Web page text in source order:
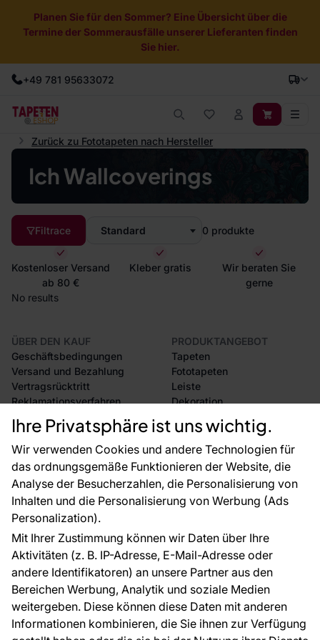
Ihre Privatsphäre ist uns wichtig.
Wir verwenden Cookies und andere Technologien für
das ordnungsgemäße Funktionieren der Website, die
Analyse der Besucherzahlen, die Personalisierung von
Inhalten und die Personalisierung von Werbung (Ads
Personalization).
Mit Ihrer Zustimmung können wir Daten über Ihre
Aktivitäten (z. B. IP-Adresse, E-Mail-Adresse oder
andere Identifikatoren) an unsere Partner aus den
Bereichen Werbung, Analytik und soziale Medien
weitergeben. Diese können diese Daten mit anderen
Informationen kombinieren, die Sie ihnen zur Verfügung
Planen Sie für den Sommer? Eine Übersicht über die
Termine der Sommerausfälle unserer Lieferanten finden
Sie hier.
+49 781 95633072
Zurück zu Fototapeten nach Hersteller
Ich Wallcoverings
Filtrace Standard 0 produkte
Kostenloser Versand
ab 80 €
Kleber gratis
Wir beraten Sie
gerne
No results
ÜBER DEN KAUF
Geschäftsbedingungen
Versand und Bezahlung
Vertragsrücktritt
Reklamationsverfahren
Rücksendung von Waren
CE-Zertifizierung
Großhandel
Raumvisualisierung
PRODUKTANGEBOT
Tapeten
Fototapeten
Leiste
Dekoration
Selbstklebende Folien
Zubehör
Tapetenmuster
FÜR SIE
Blog
EU-Projekte
Ratschläge und Tipps
FAQ
ÜBER DAS UNTERNEHMEN